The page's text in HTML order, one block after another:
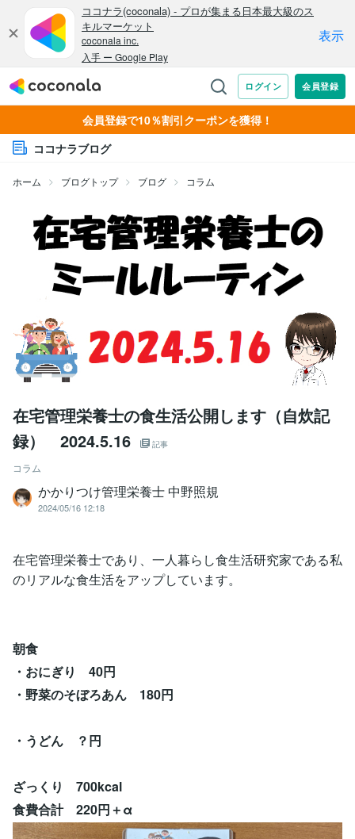
会員登録で10％割引クーポンを獲得！
ココナラブログ
ホーム ブログトップ ブログ コラム
在宅管理栄養士の食生活公開します（自炊記
録） 2024.5.16
記事
コラム
かかりつけ管理栄養士 中野照規
2024/05/16 12:18
在宅管理栄養士であり、一人暮らし食生活研究家である私
のリアルな食生活をアップしています。
朝食
・おにぎり 40円
・野菜のそぼろあん 180円
・うどん ？円
ざっくり 700kcal
食費合計 220円＋α